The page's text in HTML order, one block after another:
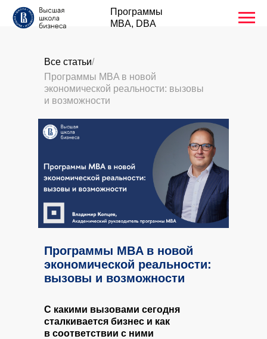
Программы
MBA, DBA
Программы MBA в новой
экономической реальности:
вызовы и возможности
С какими вызовами сегодня
сталкивается бизнес и как
в соответствии с ними
Все статьи
Программы MBA в новой
экономической реальности: вызовы
и возможности
/